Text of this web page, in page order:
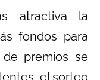
atractiva la
fondos para
premios se
el sorteo